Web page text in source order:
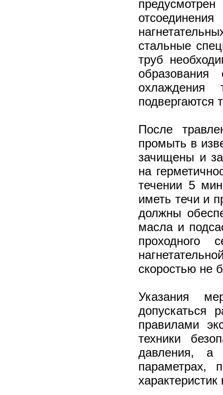
стальные
труб
подвергаются
После
промыть в
зачищены и
на
течении 5
иметь течи и
должны
масла и
проходного
скоростью не
Указания
допускаться
правилами
техники
давления, а
параметрах,
характеристик